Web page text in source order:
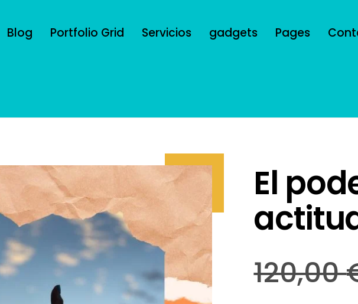
Blog Portfolio Grid Servicios gadgets Pages
El
120,00